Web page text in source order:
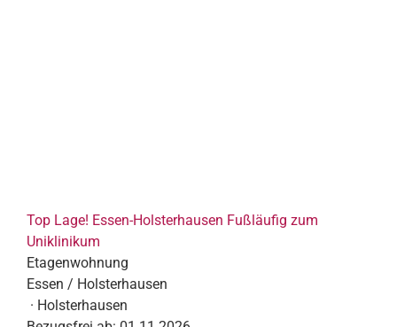
Top Lage! Essen-Holsterhausen Fußläufig zum
Uniklinikum
Etagenwohnung
Essen / Holsterhausen
· Holsterhausen